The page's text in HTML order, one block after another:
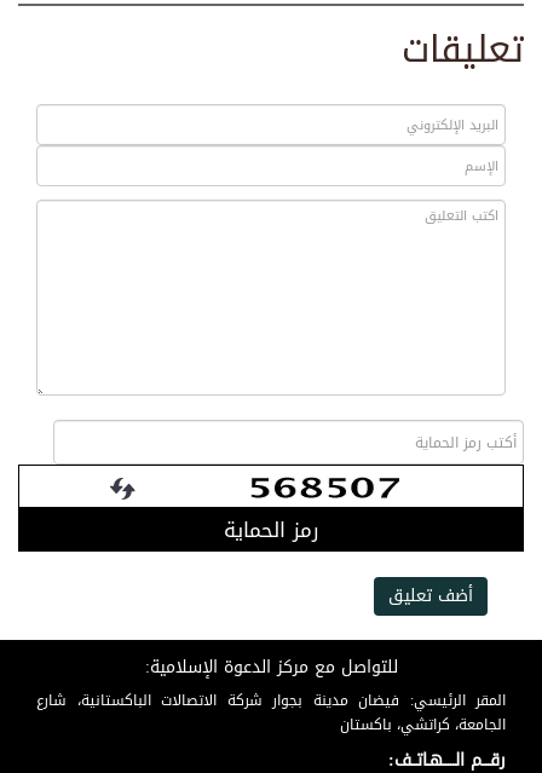
تعليقات
رمز الحماية
أضف تعليق
للتواصل مع مركز الدعوة الإسلامية:
المقر الرئيسي: فيضان مدينة بجوار شركة الاتصالات الباكستانية، شارع
الجامعة، كراتشي، باكستان
رقـــم الـــــهـاتــف: